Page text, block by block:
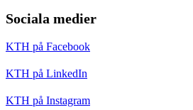
Sociala medier
KTH på Facebook
KTH på LinkedIn
KTH på Instagram